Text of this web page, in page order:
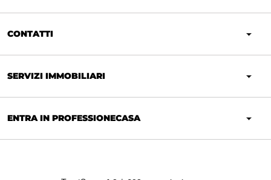
CONTATTI
SERVIZI IMMOBILIARI
ENTRA IN PROFESSIONECASA